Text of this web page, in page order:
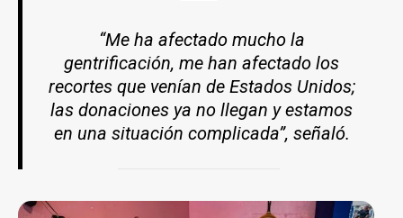
“Me ha afectado mucho la
gentrificación, me han afectado los
recortes que venían de Estados Unidos;
las donaciones ya no llegan y estamos
en una situación complicada”, señaló.